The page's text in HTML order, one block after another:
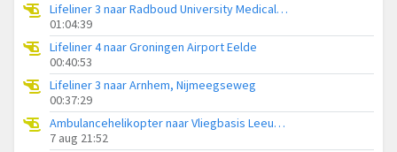
Lifeliner 3 naar Radboud University Medical Center Heliport
01:04:39
Lifeliner 4 naar Groningen Airport Eelde
00:40:53
Lifeliner 3 naar Arnhem, Nijmeegseweg
00:37:29
Ambulancehelikopter naar Vliegbasis Leeuwarden
7 aug 21:52